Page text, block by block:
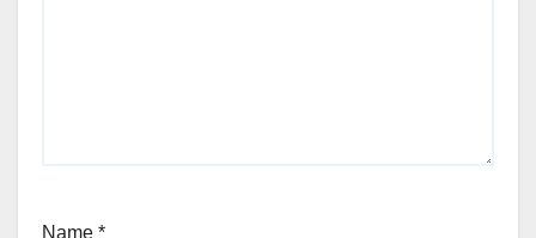
Name *